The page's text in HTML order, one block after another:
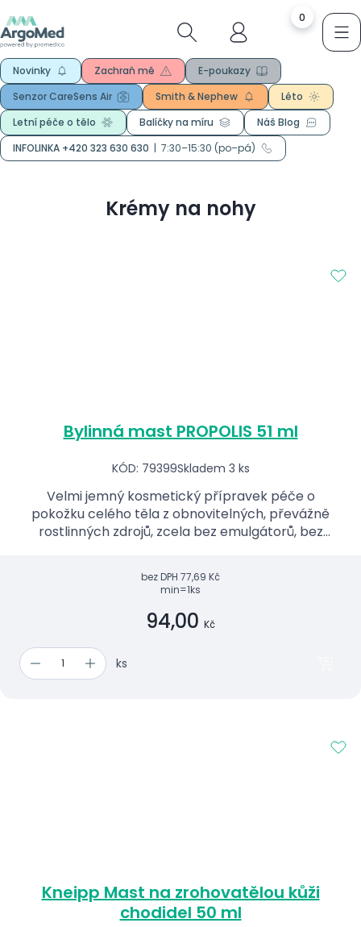
0
Novinky Zachraň mě
E-poukazy
Senzor CareSens Air
Smith & Nephew
Léto
Letní péče o tělo
Balíčky na míru
Náš Blog
INFOLINKA +420 323 630 630 | 7:30–15:30 (po–pá)
Krémy na nohy
Bylinná mast PROPOLIS 51 ml
KÓD: 79399Skladem 3 ks
Velmi jemný kosmetický přípravek péče o
pokožku celého těla z obnovitelných, převážně
rostlinných zdrojů, zcela bez emulgátorů, bez
bez DPH 77,69 Kč
min=1ks
94,00 Kč
ks
Kneipp Mast na zrohovatělou kůži
chodidel 50 ml